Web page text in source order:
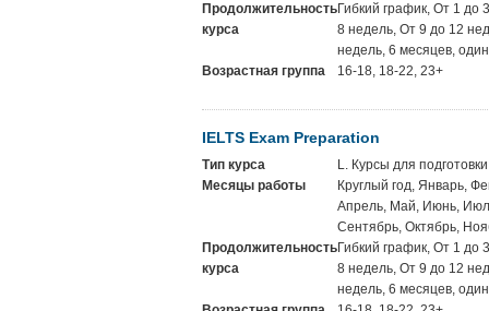
Продолжительность
курса
Гибкий график, От 1 до
8 недель, От 9 до 12
недель, 6 месяцев,
Возрастная группа
16-18, 18-22, 23+
IELTS Exam Preparation
Тип курса
L. Курсы для
Месяцы работы
Круглый год, Январь,
Апрель, Май, Июнь,
Сентябрь, Октябрь,
Продолжительность
курса
Гибкий график, От 1 до
8 недель, От 9 до 12
недель, 6 месяцев,